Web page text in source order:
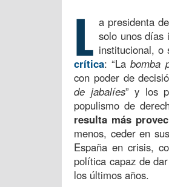
L a presidenta
solo unos días
institucional, o
crítica: “La bomba
con poder de
de jabalíes” y los
populismo de
resulta más
menos, ceder en
España en crisis,
política capaz de
los últimos años.